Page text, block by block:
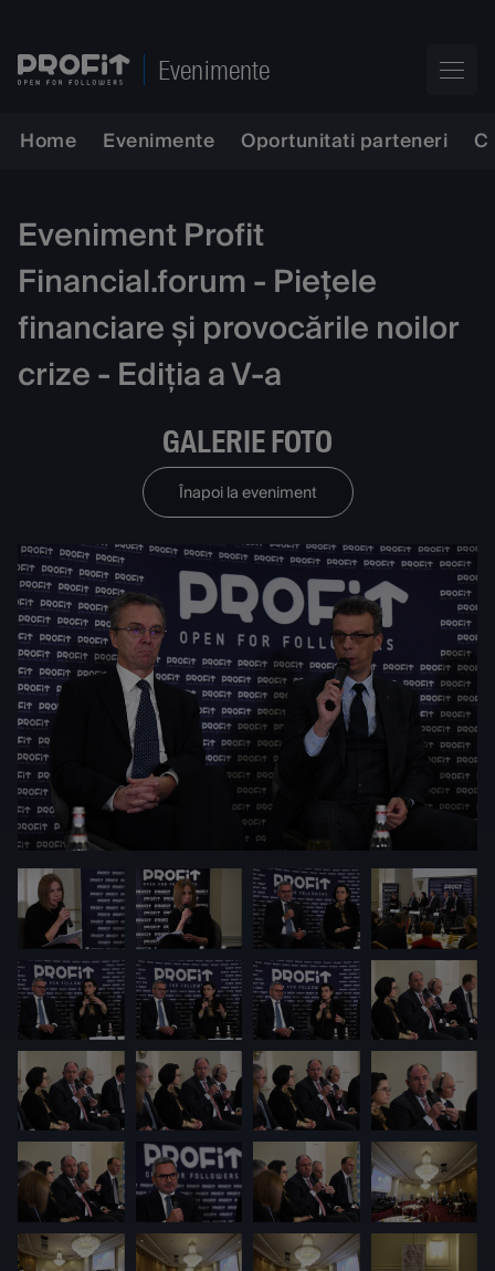
Evenimente
Home Evenimente Oportunitati parteneri
Eveniment Profit
Financial.forum - Piețele
financiare și provocările noilor
crize - Ediția a V-a
GALERIE FOTO
Înapoi la eveniment